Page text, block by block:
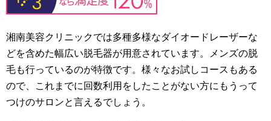
湘南美容クリニックでは多種多様なダイオードレーザーな
どを含めた幅広い脱毛器が用意されています。メンズの脱
毛も行っているのが特徴です。様々なお試しコースもある
ので、これまでに回数利用をしたことがない方にもうって
つけのサロンと言えるでしょう。